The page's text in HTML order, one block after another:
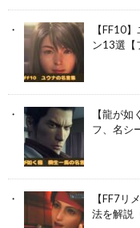
【FF10
ン13選【
【龍が
フ、名シ
【FF7リ
法を解説